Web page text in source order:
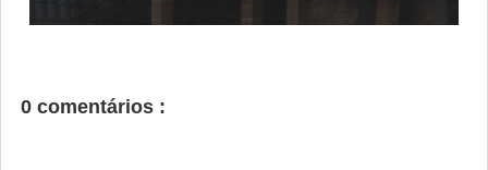
0 comentários :